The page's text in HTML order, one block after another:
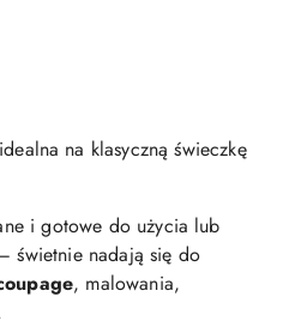
na klasyczną świeczkę
i gotowe do użycia lub
świetnie nadają się do
, malowania,